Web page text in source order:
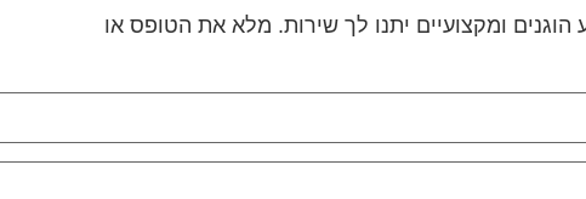
ומקצועיים יתנו לך שירות. מלא את הטופס או